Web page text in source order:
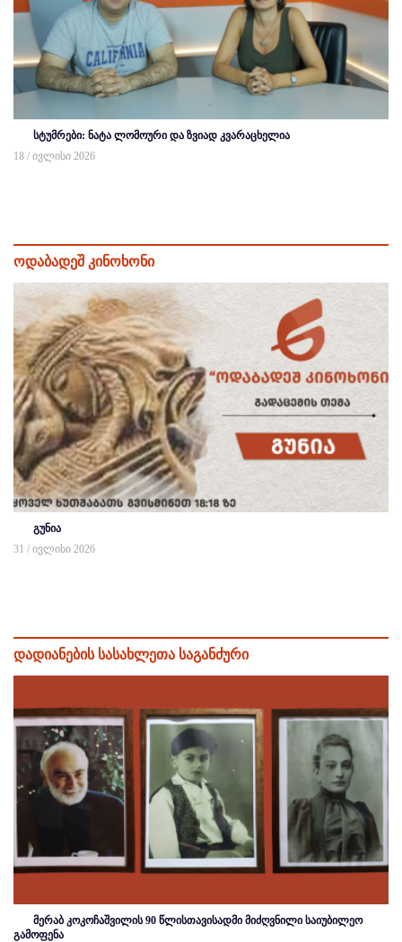
სტუმრები: ნატა ლომოური და ზვიად კვარაცხელია
18 / ივლისი 2026
ოდაბადეშ კინოხონი
გუნია
31 / ივლისი 2026
დადიანების სასახლეთა საგანძური
მერაბ კოკოჩაშვილის 90 წლისთავისადმი მიძღვნილი საიუბილეო
გამოფენა